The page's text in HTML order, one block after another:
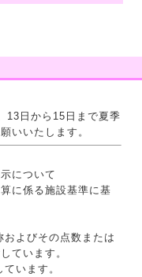
13日から15日まで夏季
いいたします。
について
に係る施設基準に基
よびその点数または
ています。
います。